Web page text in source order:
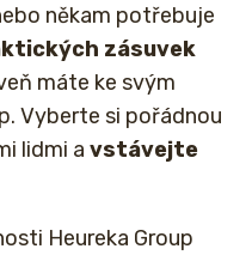
někam potřebuje
zásuvek
máte ke svým
Vyberte si pořádnou
lidmi a vstávejte
Heureka Group